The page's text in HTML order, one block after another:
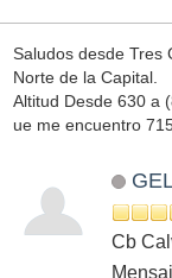
Saludos desde Tres
Norte de la Capital.
Altitud Desde 630 a
ue me encuentro
Cb